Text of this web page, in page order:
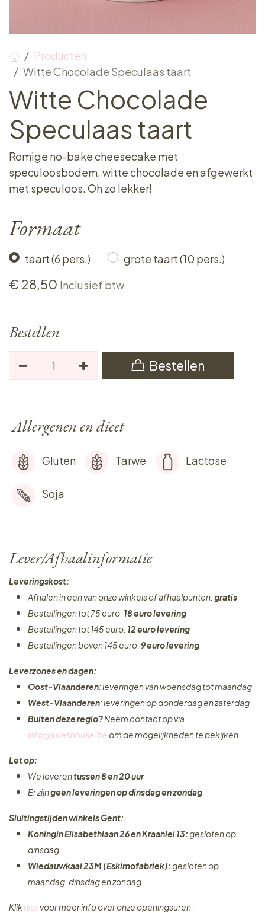
Producten
Witte Chocolade Speculaas taart
Witte Chocolade
Speculaas taart
Romige no-bake cheesecake met
speculoosbodem, witte chocolade en afgewerkt
met speculoos. Oh zo lekker!
Formaat
taart (6 pers.) grote taart (10 pers.)
€ 28,50 Inclusief btw
Bestellen
Bestellen
Allergenen en dieet
Gluten Tarwe Lactose
Soja
Lever/Afhaalinformatie
Leveringskost:
Afhalen in een van onze winkels of afhaalpunten:gratis
Bestellingen tot 75 euro: 18 euro levering
Bestellingen tot 145 euro: 12 euro levering
Bestellingen boven 145 euro: 9 euro levering
Leverzones en dagen:
Oost-Vlaanderen: leveringen van woensdag tot maandag
West-Vlaanderen: leveringen op donderdag en zaterdag
Buiten deze regio?Neem contact op via
info@julieshouse.beom de mogelijkheden te bekijken
Let op:
We leverentussen 8 en 20 uur
Er zijngeen leveringenop dinsdag en zondag
Sluitingstijden winkels Gent:
Koningin Elisabethlaan 26 en Kraanlei 13:gesloten op
dinsdag
Wiedauwkaai 23M (Eskimofabriek):gesloten op
maandag, dinsdag en zondag
Klikhiervoor meer info over onze openingsuren.